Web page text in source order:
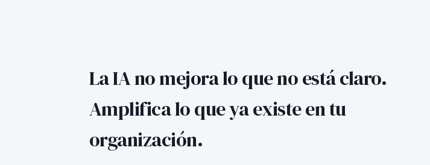
La IA no mejora lo que no está claro.
Amplifica lo que ya existe en tu
organización.